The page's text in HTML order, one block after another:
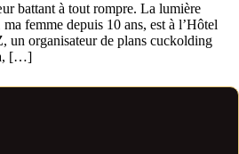
battant à tout rompre. La lumière
femme depuis 10 ans, est à l’Hôtel
un organisateur de plans cuckolding
[…]